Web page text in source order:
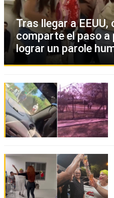
Tras llegar a EEUU,
comparte el paso a
lograr un parole